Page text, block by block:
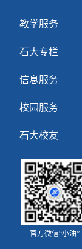
教学服务
石大专栏
信息服务
校园服务
石大校友
官方微信“小油”